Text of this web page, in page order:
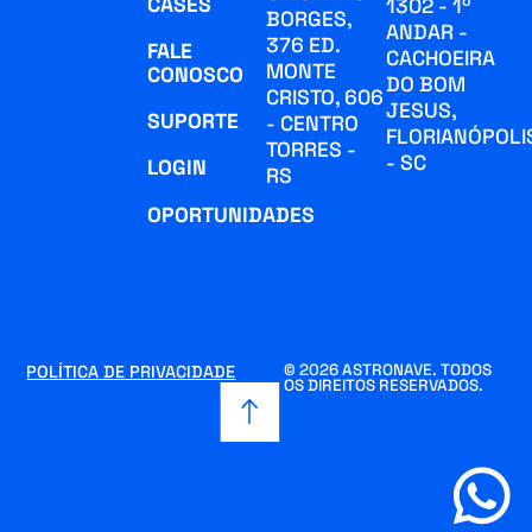
FALE
CONOSCO
SUPORTE
LOGIN
OPORTUNIDADES
BORGES,
376 ED.
MONTE
CRISTO, 606
- CENTRO
TORRES -
RS
1302 - 1º
ANDAR -
CACHOEIRA
DO BOM
JESUS,
- SC
© 2026 ASTRONAVE. TODOS
OS DIREITOS RESERVADOS.
POLÍTICA DE PRIVACIDADE